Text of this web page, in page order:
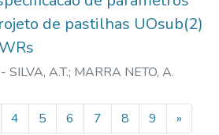
de pastilhas UOsub(2)
- SILVA, A.T.; MARRA NETO, A.
4 5 6 7 8 9 »